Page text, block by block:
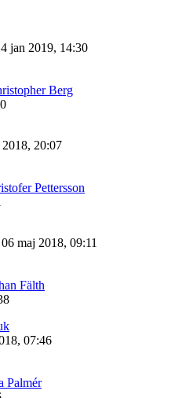
jan 2019, 14:30
Berg
20:07
Pettersson
maj 2018, 09:11
Fälth
07:46
Palmér